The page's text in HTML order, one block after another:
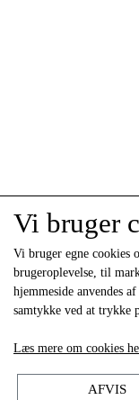
Vi bruger
Vi bruger egne cookies
brugeroplevelse, til
hjemmeside anvendes
samtykke ved at trykke
Læs mere om cookies
AFVIS